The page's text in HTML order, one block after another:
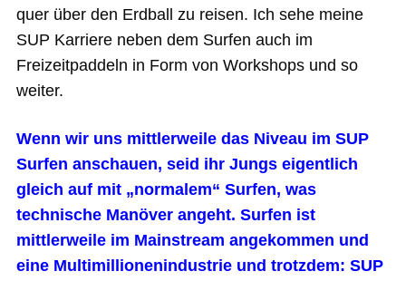
quer über den Erdball zu reisen. Ich sehe meine
SUP Karriere neben dem Surfen auch im
Freizeitpaddeln in Form von Workshops und so
weiter.
Wenn wir uns mittlerweile das Niveau im SUP
Surfen anschauen, seid ihr Jungs eigentlich
gleich auf mit „normalem“ Surfen, was
technische Manöver angeht. Surfen ist
mittlerweile im Mainstream angekommen und
eine Multimillionenindustrie und trotzdem: SUP